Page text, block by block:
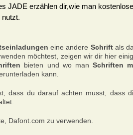
JADE erzählen dir,wie man kostenlose
nutzt.
eine andere Schriftals
möchtest, zeigen wir dir hier
bieten und wo man Schriften
kann.
dass du darauf achten musst, dass
Dafont.com zu verwenden.